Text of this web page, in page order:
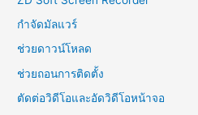
กำจัดมัลแวร์
ช่วยดาวน์โหลด
ช่วยถอนการติดตั้ง
ตัดต่อวิดีโอและอัดวิดีโอหน้าจอ